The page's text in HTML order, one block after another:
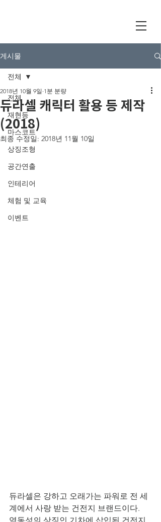
게시물
전체
재현등
마스코트
상징조형
공간연출
인테리어
체험 및 교육
이벤트
전체
듀라셀 캐릭터 활용 등 제작
(2018)
2018년 10월 9일 1분 분량
최종 수정일: 2018년 11월 10일
듀라셀은 강하고 오래가는 파워로 전 세
계에서 사랑 받는 건전지 브랜드이다.